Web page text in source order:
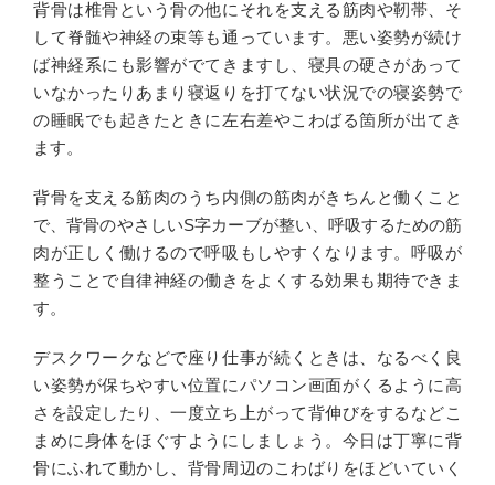
背骨は椎骨という骨の他にそれを支える筋肉や靭帯、そ
して脊髄や神経の束等も通っています。悪い姿勢が続け
ば神経系にも影響がでてきますし、寝具の硬さがあって
いなかったりあまり寝返りを打てない状況での寝姿勢で
の睡眠でも起きたときに左右差やこわばる箇所が出てき
ます。
背骨を支える筋肉のうち内側の筋肉がきちんと働くこと
で、背骨のやさしいS字カーブが整い、呼吸するための筋
肉が正しく働けるので呼吸もしやすくなります。呼吸が
整うことで自律神経の働きをよくする効果も期待できま
す。
デスクワークなどで座り仕事が続くときは、なるべく良
い姿勢が保ちやすい位置にパソコン画面がくるように高
さを設定したり、一度立ち上がって背伸びをするなどこ
まめに身体をほぐすようにしましょう。今日は丁寧に背
骨にふれて動かし、背骨周辺のこわばりをほどいていく